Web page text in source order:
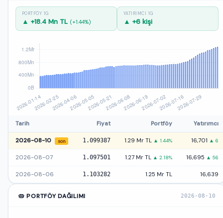
PORTFÖY 1G
▲ +18.4 Mn TL (+1.44%)
YATIRIMCI 1G
▲ +6 kişi
Tarih Fiyat Portföy Yatırımcı
2026-08-10 son 1.099387 1.29 Mr TL ▲ 1.44% 16,701 ▲ 6
2026-08-07 1.097501 1.27 Mr TL ▲ 2.18% 16,695 ▲ 56
2026-08-06 1.103282 1.25 Mr TL 16,639
🥧 PORTFÖY DAĞILIMI 2026-08-10